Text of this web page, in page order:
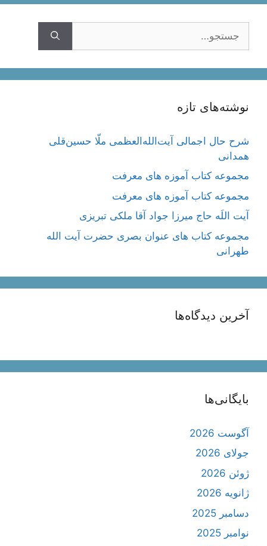
نوشته‌های تازه
شرح حال اجمالی آیت‌الله‌العظمی ملّا حسین‌قلی
همدانی
مجموعه کتاب آموزه های معرفت
مجموعه کتاب آموزه های معرفت
آیت اللَه حاج میرزا جواد آقا ملکی تبریزی
مجموعه کتاب های عنوان بصری حضرت آیت الله
طهرانی
آخرین دیدگاه‌ها
بایگانی‌ها
آگوست 2026
جولای 2026
ژوئن 2026
ژانویه 2026
دسامبر 2025
نوامبر 2025